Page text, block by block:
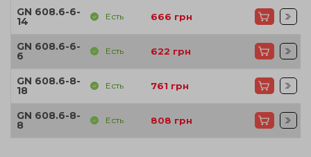
GN 608.6-6-
14 Есть 666 грн
GN 608.6-6-
6 Есть 622 грн
GN 608.6-8-
18 Есть 761 грн
GN 608.6-8-
8 Есть 808 грн